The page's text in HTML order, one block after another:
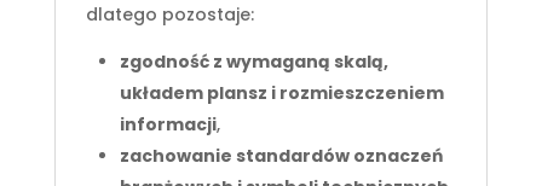
dlatego pozostaje:
zgodność z wymaganą skalą,
układem plansz i rozmieszczeniem
informacji,
zachowanie standardów oznaczeń